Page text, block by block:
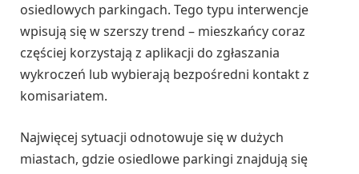
osiedlowych parkingach. Tego typu interwencje
wpisują się w szerszy trend – mieszkańcy coraz
częściej korzystają z aplikacji do zgłaszania
wykroczeń lub wybierają bezpośredni kontakt z
komisariatem.
Najwięcej sytuacji odnotowuje się w dużych
miastach, gdzie osiedlowe parkingi znajdują się